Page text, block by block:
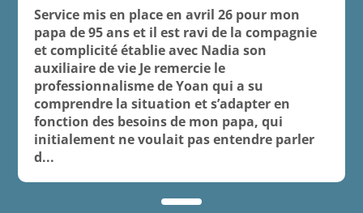
Service mis en place en avril 26 pour mon
papa de 95 ans et il est ravi de la compagnie
et complicité établie avec Nadia son
auxiliaire de vie Je remercie le
professionnalisme de Yoan qui a su
comprendre la situation et s’adapter en
fonction des besoins de mon papa, qui
initialement ne voulait pas entendre parler
d...